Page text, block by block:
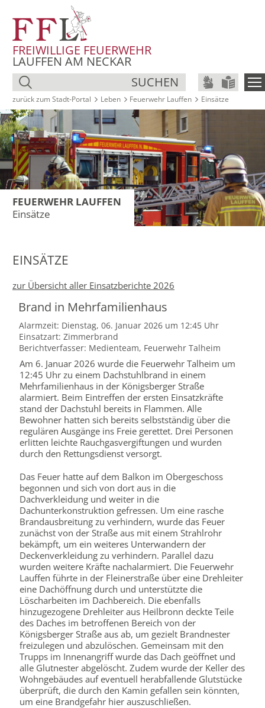
FREIWILLIGE FEUERWEHR
LAUFFEN AM NECKAR
SUCHEN
zurück zum Stadt‑Portal Leben Feuerwehr Lauffen Einsätze
FEUERWEHR LAUFFEN
Einsätze
EINSÄTZE
zur Übersicht aller Einsatzberichte 2026
Brand in Mehrfamilienhaus
Alarmzeit: Dienstag, 06. Januar 2026 um 12:45 Uhr
Einsatzart: Zimmerbrand
Berichtverfasser: Medienteam, Feuerwehr Talheim
Am 6. Januar 2026 wurde die Feuerwehr Talheim um
12:45 Uhr zu einem Dachstuhlbrand in einem
Mehrfamilienhaus in der Königsberger Straße
alarmiert. Beim Eintreffen der ersten Einsatzkräfte
stand der Dachstuhl bereits in Flammen. Alle
Bewohner hatten sich bereits selbstständig über die
regulären Ausgänge ins Freie gerettet. Drei Personen
erlitten leichte Rauchgasvergiftungen und wurden
durch den Rettungsdienst versorgt.
Das Feuer hatte auf dem Balkon im Obergeschoss
begonnen und sich von dort aus in die
Dachverkleidung und weiter in die
Dachunterkonstruktion gefressen. Um eine rasche
Brandausbreitung zu verhindern, wurde das Feuer
zunächst von der Straße aus mit einem Strahlrohr
bekämpft, um ein weiteres Unterwandern der
Deckenverkleidung zu verhindern. Parallel dazu
wurden weitere Kräfte nachalarmiert. Die Feuerwehr
Lauffen führte in der Fleinerstraße über eine Drehleiter
eine Dachöffnung durch und unterstützte die
Löscharbeiten im Dachbereich. Die ebenfalls
hinzugezogene Drehleiter aus Heilbronn deckte Teile
des Daches im betroffenen Bereich von der
Königsberger Straße aus ab, um gezielt Brandnester
freizulegen und abzulöschen. Gemeinsam mit den
Trupps im Innenangriff wurde das Dach geöffnet und
alle Glutnester abgelöscht. Zudem wurde der Keller des
Wohngebäudes auf eventuell herabfallende Glutstücke
überprüft, die durch den Kamin gefallen sein könnten,
um eine Brandgefahr hier auszuschließen.